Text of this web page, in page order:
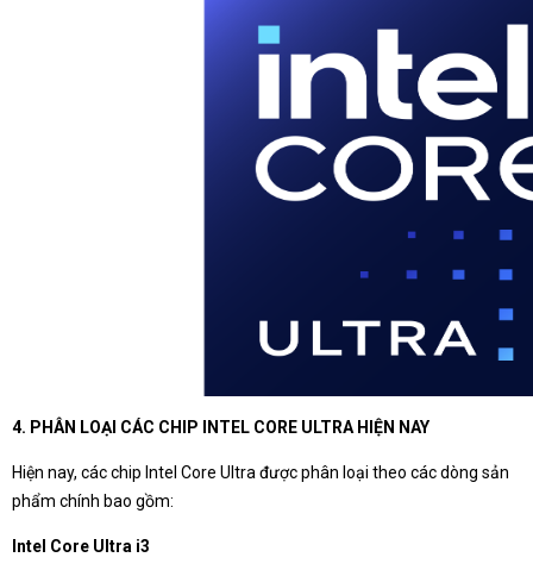
4. PHÂN LOẠI CÁC CHIP INTEL CORE ULTRA HIỆN NAY
Hiện nay, các chip Intel Core Ultra được phân loại theo các dòng sản
phẩm chính bao gồm:
Intel Core Ultra i3